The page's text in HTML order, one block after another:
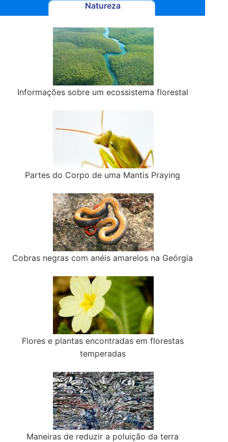
Natureza
Informações sobre um ecossistema florestal
Partes do Corpo de uma Mantis Praying
Cobras negras com anéis amarelos na Geórgia
Flores e plantas encontradas em florestas
temperadas
Maneiras de reduzir a poluição da terra